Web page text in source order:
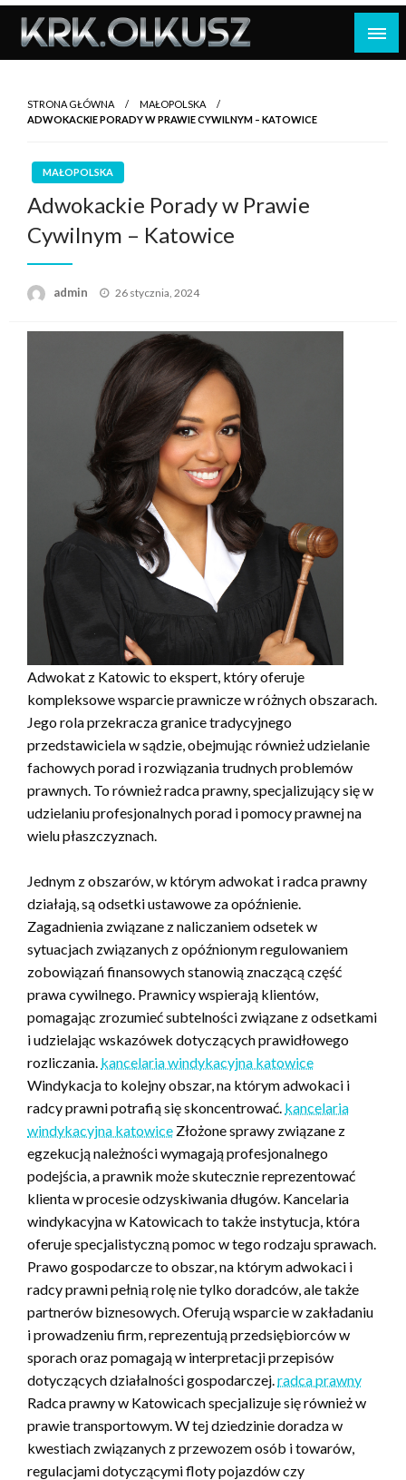
Skip
content
STRONA GŁÓWNA
MAŁOPOLSKA
ADWOKACKIE PORADY W PRAWIE CYWILNYM – KATOWICE
MAŁOPOLSKA
Adwokackie Porady w Prawie
Cywilnym – Katowice
admin
Opublikowane
26 stycznia, 2024
Adwokat z Katowic to ekspert, który oferuje
kompleksowe wsparcie prawnicze w różnych obszarach.
Jego rola przekracza granice tradycyjnego
przedstawiciela w sądzie, obejmując również udzielanie
fachowych porad i rozwiązania trudnych problemów
prawnych. To również radca prawny, specjalizujący się w
udzielaniu profesjonalnych porad i pomocy prawnej na
wielu płaszczyznach.
Jednym z obszarów, w którym adwokat i radca prawny
działają, są odsetki ustawowe za opóźnienie.
Zagadnienia związane z naliczaniem odsetek w
sytuacjach związanych z opóźnionym regulowaniem
zobowiązań finansowych stanowią znaczącą część
prawa cywilnego. Prawnicy wspierają klientów,
pomagając zrozumieć subtelności związane z odsetkami
i udzielając wskazówek dotyczących prawidłowego
rozliczania. kancelaria windykacyjna katowice
Windykacja to kolejny obszar, na którym adwokaci i
radcy prawni potrafią się skoncentrować. kancelaria
windykacyjna katowice Złożone sprawy związane z
egzekucją należności wymagają profesjonalnego
podejścia, a prawnik może skutecznie reprezentować
klienta w procesie odzyskiwania długów. Kancelaria
windykacyjna w Katowicach to także instytucja, która
oferuje specjalistyczną pomoc w tego rodzaju sprawach.
Prawo gospodarcze to obszar, na którym adwokaci i
radcy prawni pełnią rolę nie tylko doradców, ale także
partnerów biznesowych. Oferują wsparcie w zakładaniu
i prowadzeniu firm, reprezentują przedsiębiorców w
sporach oraz pomagają w interpretacji przepisów
dotyczących działalności gospodarczej. radca prawny
Radca prawny w Katowicach specjalizuje się również w
prawie transportowym. W tej dziedzinie doradza w
kwestiach związanych z przewozem osób i towarów,
regulacjami dotyczącymi floty pojazdów czy